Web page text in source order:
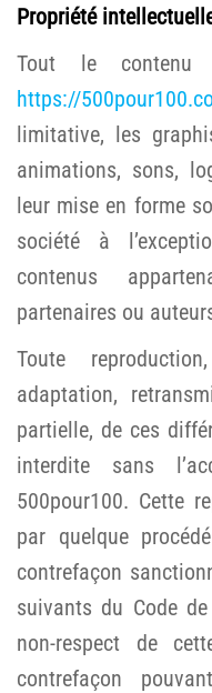
Propriété
Tout le
https://
limitative, les
animations, sons,
leur mise en forme
société à
contenus
partenaires ou
Toute
adaptation,
partielle, de ces
interdite sans
500pour100. Cette
par quelque
contrefaçon
suivants du Code
non-respect de
contrefaçon